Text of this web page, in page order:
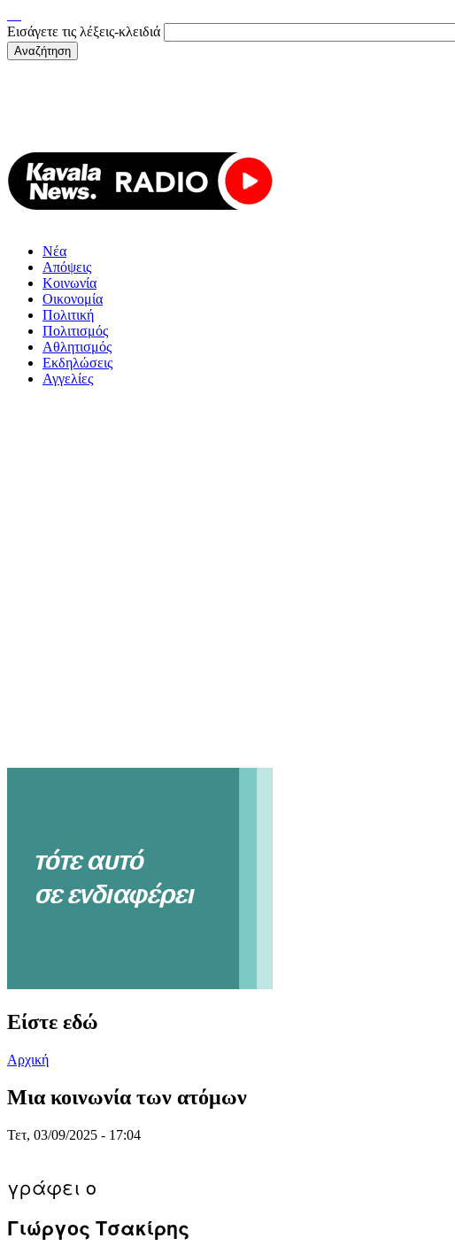
Εισάγετε τις λέξεις-κλειδιά
Νέα
Απόψεις
Κοινωνία
Οικονομία
Πολιτική
Πολιτισμός
Αθλητισμός
Εκδηλώσεις
Αγγελίες
Είστε εδώ
Αρχική
Μια κοινωνία των ατόμων
Τετ, 03/09/2025 - 17:04
γράφει ο
Γιώργος Τσακίρης